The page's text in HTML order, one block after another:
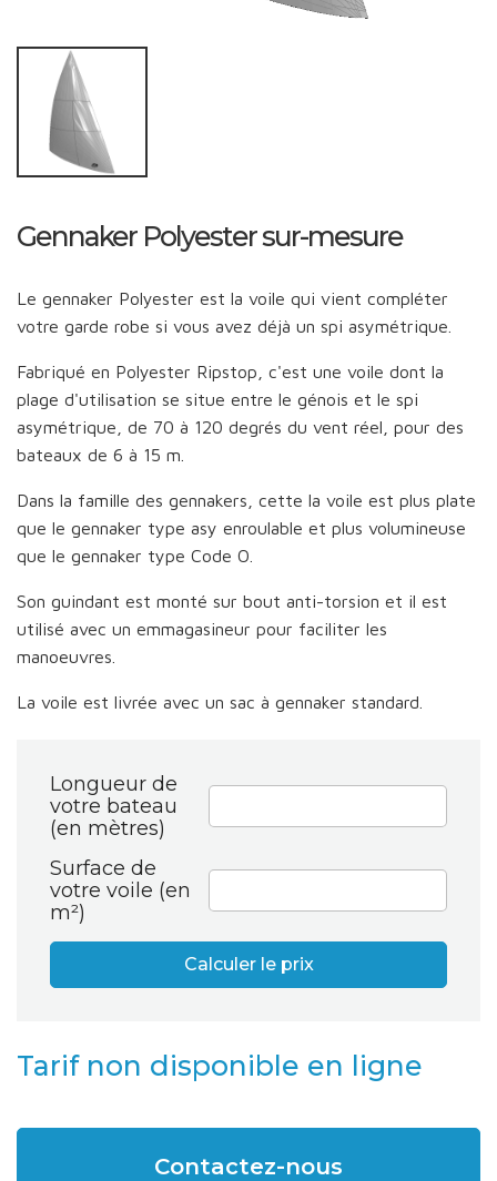
Gennaker Polyester sur-mesure
Le gennaker Polyester est la voile qui vient compléter
votre garde robe si vous avez déjà un spi asymétrique.
Fabriqué en Polyester Ripstop, c'est une voile dont la
plage d'utilisation se situe entre le génois et le spi
asymétrique, de 70 à 120 degrés du vent réel, pour des
bateaux de 6 à 15 m.
Dans la famille des gennakers, cette la voile est plus plate
que le gennaker type asy enroulable et plus volumineuse
que le gennaker type Code O.
Son guindant est monté sur bout anti-torsion et il est
utilisé avec un emmagasineur pour faciliter les
manoeuvres.
La voile est livrée avec un sac à gennaker standard.
Longueur de
votre bateau
(en mètres)
Surface de
votre voile (en
m²)
Calculer le prix
Tarif non disponible en ligne
Contactez-nous